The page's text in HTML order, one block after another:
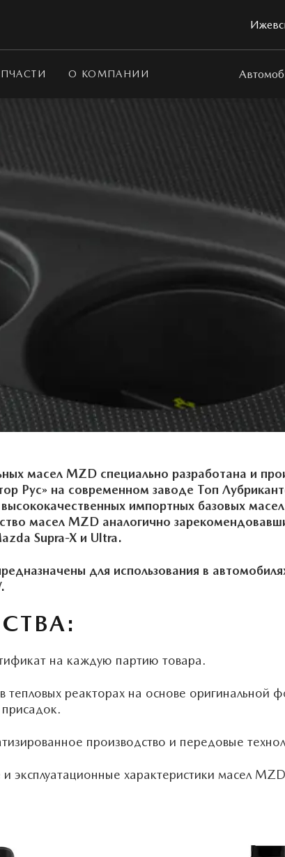
О КОМПАНИИ
масел MZD специально разработана и
Рус» на современном заводе Топ
импортных базовых
масел MZD аналогично
Supra-X и Ultra.
для использования в
на каждую партию товара.
тепловых реакторах на основе оригинальной
производство и передовые
эксплуатационные характеристики масел